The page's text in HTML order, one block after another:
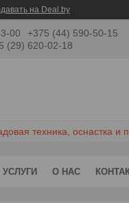
на Deal.by
00
+375 (44) 590-50-15
(29) 620-02-18
техника, оснастка и
О НАС